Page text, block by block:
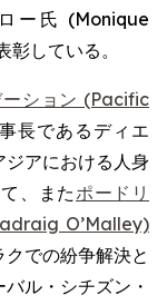
ー氏 (Monique
彰している。
ション (Pacific
長であるディエ
アにおける人身
、またポードリ
O’Malley)
での紛争解決と
ル・シチズン・